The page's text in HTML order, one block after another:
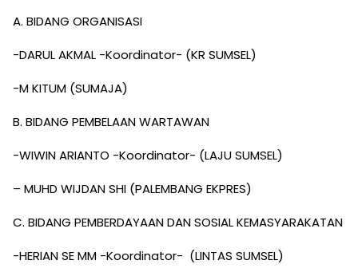
A. BIDANG ORGANISASI
-DARUL AKMAL -Koordinator- (KR SUMSEL)
-M KITUM (SUMAJA)
B. BIDANG PEMBELAAN WARTAWAN
-WIWIN ARIANTO -Koordinator- (LAJU SUMSEL)
– MUHD WIJDAN SHI (PALEMBANG EKPRES)
C. BIDANG PEMBERDAYAAN DAN SOSIAL KEMASYARAKATAN
-HERIAN SE MM -Koordinator- (LINTAS SUMSEL)